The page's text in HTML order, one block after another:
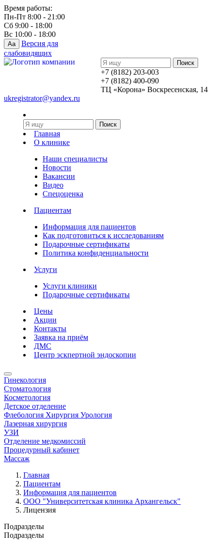
Время работы:
Пн-Пт 8:00 - 21:00
Сб 9:00 - 18:00
Вс 10:00 - 18:00
Aa
Версия для
слабовидящих
+7 (8182) 203-003
+7 (8182) 400-090
ТЦ «Корона» Воскресенская, 14
ukregistrator@yandex.ru
Главная
О клинике
Наши специалисты
Новости
Вакансии
Видео
Спецоценка
Пациентам
Информация для пациентов
Как подготовиться к исследованиям
Подарочные сертификаты
Политика конфиденциальности
Услуги
Услуги клиники
Подарочные сертификаты
Цены
Акции
Контакты
Заявка на приём
ДМС
Центр эскпертной эндоскопии
Гинекология
Стоматология
Косметология
Детское отделение
Флебология Хирургия Урология
Лазерная хирургия
УЗИ
Отделение медкомиссий
Процедурный кабинет
Массаж
Главная
Пациентам
Информация для пациентов
ООО "Университетская клиника Архангельск"
Лицензия
Подразделы
Подразделы